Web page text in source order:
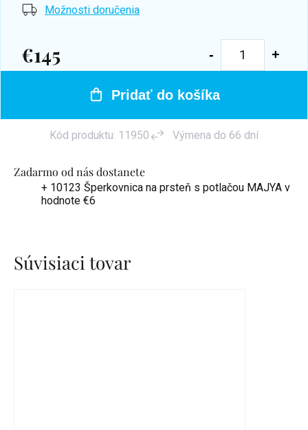
Zadarmo od nás dostanete
+ 10123 Šperkovnica na prsteň s potlačou MAJYA v
hodnote €6
Možnosti doručenia
€145
Jednotková
Pridať do košíka
Kód produktu: 11950 Výmena do 66 dní
Súvisiaci tovar